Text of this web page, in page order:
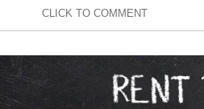
CLICK TO COMMENT